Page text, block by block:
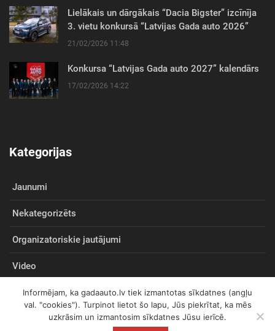
Lielākais un dārgākais “Dacia Bigster” izcīnīja
3. vietu konkursā “Latvijas Gada auto 2026”
21/02/2026 11:48
Konkursa “Latvijas Gada auto 2027” kalendārs
17/02/2026 14:22
Kategorijas
Jaunumi
Nekategorizēts
Organizatoriskie jautājumi
Video
Informējam, ka gadaauto.lv tiek izmantotas sīkdatnes (angļu
val. "cookies"). Turpinot lietot šo lapu, Jūs piekrītat, ka mēs
uzkrāsim un izmantosim sīkdatnes Jūsu ierīcē.